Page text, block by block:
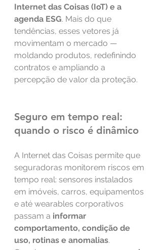
Internet das Coisas (IoT) e a
agenda ESG. Mais do que
tendências, esses vetores já
movimentam o mercado —
moldando produtos, redefinindo
contratos e ampliando a
percepção de valor da proteção.
Seguro em tempo real:
quando o risco é dinâmico
A Internet das Coisas permite que
seguradoras monitorem riscos em
tempo real: sensores instalados
em imóveis, carros, equipamentos
e até wearables corporativos
passam a informar
comportamento, condição de
uso, rotinas e anomalias.